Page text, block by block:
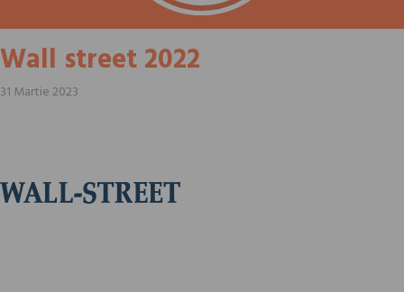
Wall street 2022
31 Martie 2023